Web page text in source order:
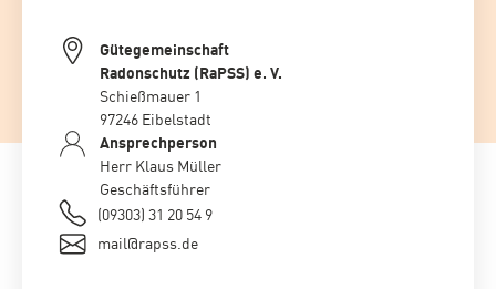
Gütegemeinschaft
Radonschutz (RaPSS) e. V.
Schießmauer 1
97246 Eibelstadt
Ansprechperson
Herr Klaus Müller
Geschäftsführer
(09303) 31 20 54 9
mail@rapss.de